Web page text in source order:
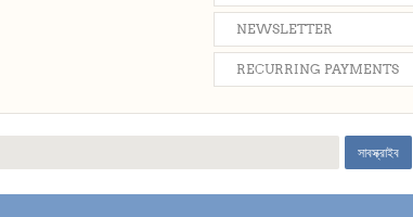
NEWSLETTER
RECURRING PAYMENTS
সাবস্ক্রাইব